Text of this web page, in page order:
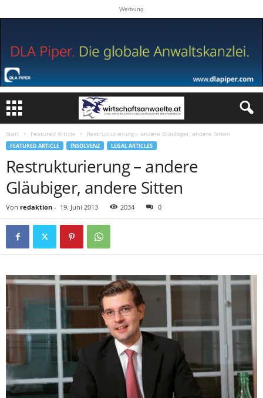
Werbung
Start Featured Article Restrukturierung – andere Gläubiger, andere Sitten
FEATURED ARTICLE INSOLVENZ LEGAL ARTICLES
Restrukturierung – andere
Gläubiger, andere Sitten
Von redaktion - 19. Juni 2013 2034 0